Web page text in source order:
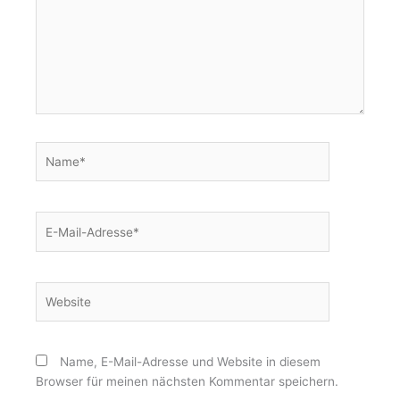
Mail-
Name, E-Mail-Adresse und Website in diesem
Browser für meinen nächsten Kommentar speichern.